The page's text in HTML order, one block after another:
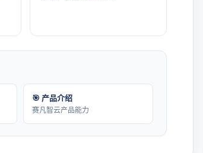
🎯 产品介绍
赛凡智云产品能力